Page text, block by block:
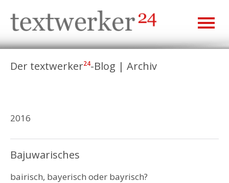
Der textwerker24-Blog | Archiv
2016
Bajuwarisches
bairisch, bayerisch oder bayrisch?